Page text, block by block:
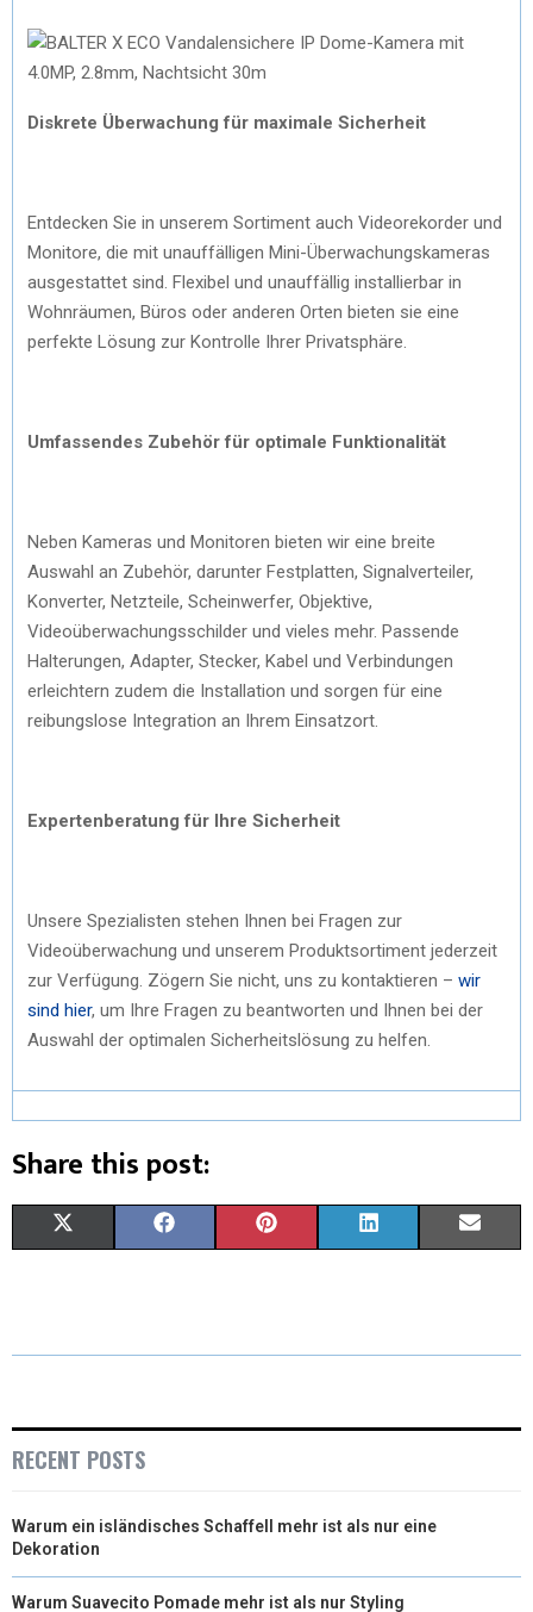
Diskrete Überwachung für maximale Sicherheit
Entdecken Sie in unserem Sortiment auch Videorekorder und
Monitore, die mit unauffälligen Mini-Überwachungskameras
ausgestattet sind. Flexibel und unauffällig installierbar in
Wohnräumen, Büros oder anderen Orten bieten sie eine
perfekte Lösung zur Kontrolle Ihrer Privatsphäre.
Umfassendes Zubehör für optimale Funktionalität
Neben Kameras und Monitoren bieten wir eine breite
Auswahl an Zubehör, darunter Festplatten, Signalverteiler,
Konverter, Netzteile, Scheinwerfer, Objektive,
Videoüberwachungsschilder und vieles mehr. Passende
Halterungen, Adapter, Stecker, Kabel und Verbindungen
erleichtern zudem die Installation und sorgen für eine
reibungslose Integration an Ihrem Einsatzort.
Expertenberatung für Ihre Sicherheit
Unsere Spezialisten stehen Ihnen bei Fragen zur
Videoüberwachung und unserem Produktsortiment jederzeit
zur Verfügung. Zögern Sie nicht, uns zu kontaktieren – wir
sind hier, um Ihre Fragen zu beantworten und Ihnen bei der
Auswahl der optimalen Sicherheitslösung zu helfen.
Share this post:
W
E
E
K
T
S
K
N
I
RECENT POSTS
Warum ein isländisches Schaffell mehr ist als nur eine
Dekoration
Warum Suavecito Pomade mehr ist als nur Styling